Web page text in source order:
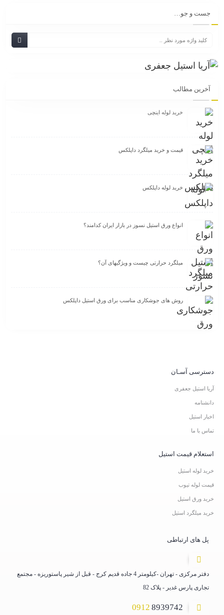
جست و جو…
آخرین مطالب
خرید لوله اینچی
قیمت و خرید میلگرد داپلکس
خرید لوله داپلکس
انواع ورق استیل نسوز در بازار ایران کدامند؟
میلگرد حرارتی چیست و ویژگیهای آن؟
روش های جوشکاری مناسب برای ورق استیل داپلکس
دسترسی آسـان
آریا استیل جعفری
دانشنامه
اخبار استیل
تماس با ما
استعلام قیمت استیل
خرید لوله استیل
قیمت لوله تیوب
خرید ورق استیل
خرید میلگرد استیل
پل های ارتباطی
دفتر مرکزی - تهران -کیلومتر 4 جاده قدیم کرج - قبل از شیر پاستوریزه - مجتمع
تجاری پارس غدیر - پلاک 82
0912 8939742